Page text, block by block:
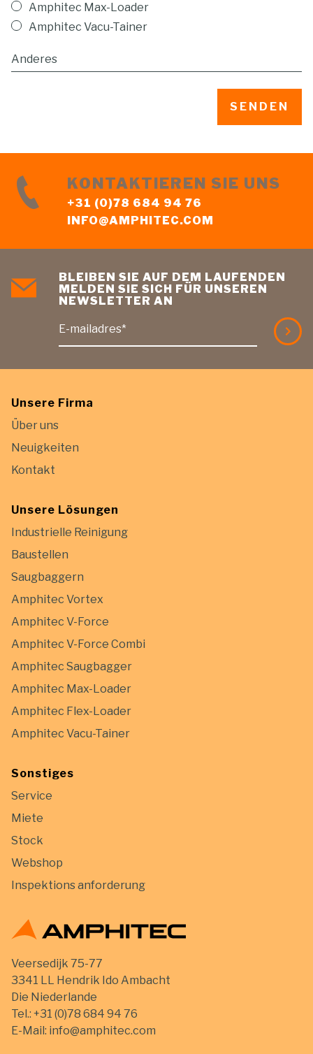
Amphitec Max-Loader
Amphitec Vacu-Tainer
KONTAKTIEREN SIE UNS
+31 (0)78 684 94 76
INFO@AMPHITEC.COM
BLEIBEN SIE AUF DEM LAUFENDEN
MELDEN SIE SICH FÜR UNSEREN
NEWSLETTER AN
E-mailadres*
Unsere Firma
Über uns
Neuigkeiten
Kontakt
Unsere Lösungen
Industrielle Reinigung
Baustellen
Saugbaggern
Amphitec Vortex
Amphitec V-Force
Amphitec V-Force Combi
Amphitec Saugbagger
Amphitec Max-Loader
Amphitec Flex-Loader
Amphitec Vacu-Tainer
Sonstiges
Service
Miete
Stock
Webshop
Inspektions anforderung
Veersedijk 75-77
3341 LL Hendrik Ido Ambacht
Die Niederlande
Tel.: +31 (0)78 684 94 76
E-Mail: info@amphitec.com